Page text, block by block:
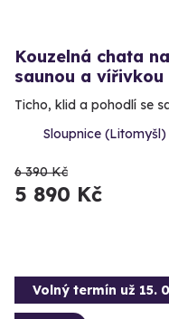
Kouzelná chata
saunou a vířivkou
Ticho, klid a pohodlí se
Sloupnice
6 390 Kč
5 890 Kč
Volný termín už 15.